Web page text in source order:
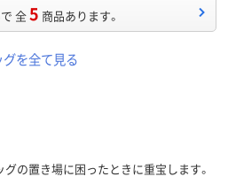
で 全5 商品あります。
グを全て見る
の置き場に困ったときに重宝します。